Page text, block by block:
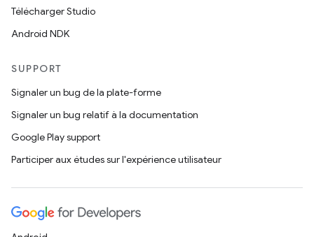
Télécharger Studio
Android NDK
SUPPORT
Signaler un bug de la plate-forme
Signaler un bug relatif à la documentation
Google Play support
Participer aux études sur l'expérience utilisateur